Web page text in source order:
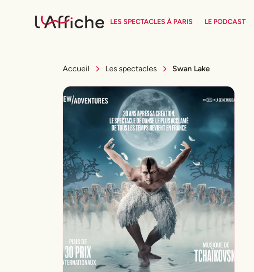
LES SPECTACLES À PARIS LE PODCAST
Accueil Les spectacles Swan Lake